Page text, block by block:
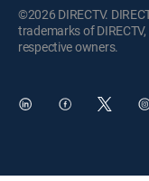
©2026 DIRECTV.
trademarks of
respective owners.